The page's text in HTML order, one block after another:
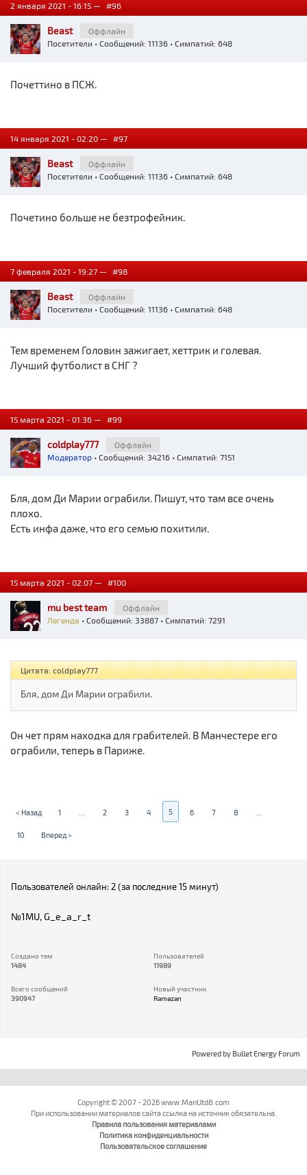
2 января 2021 - 16:15 — #96
Beast
Оффлайн
Посетители • Сообщений: 11136 • Симпатий: 648
Почеттино в ПСЖ.
14 января 2021 - 02:20 — #97
Beast
Оффлайн
Посетители • Сообщений: 11136 • Симпатий: 648
Почетино больше не безтрофейник.
7 февраля 2021 - 19:27 — #98
Beast
Оффлайн
Посетители • Сообщений: 11136 • Симпатий: 648
Тем временем Головин зажигает, хеттрик и голевая.
Лучший футболист в СНГ ?
15 марта 2021 - 01:36 — #99
coldplay777
Оффлайн
Модератор • Сообщений: 34216 • Симпатий: 7151
Бля, дом Ди Марии ограбили. Пишут, что там все очень
плохо.
Есть инфа даже, что его семью похитили.
15 марта 2021 - 02:07 — #100
mu best team
Оффлайн
Легенда • Сообщений: 33887 • Симпатий: 7291
Цитата: coldplay777
Бля, дом Ди Марии ограбили.
Он чет прям находка для грабителей. В Манчестере его
ограбили, теперь в Париже.
< Назад 1 2 3 4 5 6 7 8
10 Вперед >
Пользователей онлайн: 2 (за последние 15 минут)
№1MU,G_e_a_r_t
Создано тем
1484
Всего сообщений
390947
Пользователей
11989
Новый участник
Ramazan
Powered by Bullet Energy Forum
Copyright © 2007 - 2026 www.ManUtd8.com
При использовании материалов сайта ссылка на источник обязательна.
Правила пользования материалами
Политика конфиденциальности
Пользовательское соглашение